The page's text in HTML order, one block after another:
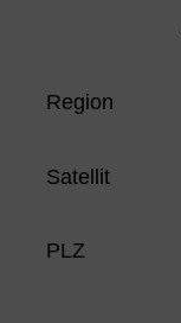
Region
Satellit
PLZ